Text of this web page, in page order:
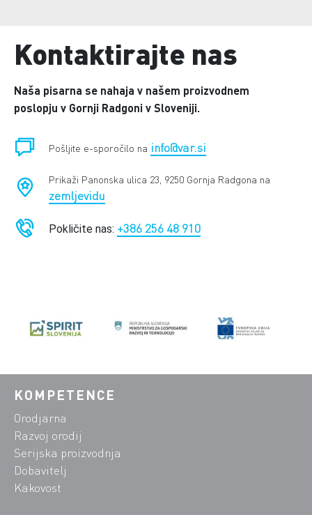
Kontaktirajte nas
Naša pisarna se nahaja v našem proizvodnem
poslopju v Gornji Radgoni v Sloveniji.
Pošljite e-sporočilo na info@var.si
Prikaži Panonska ulica 23, 9250 Gornja Radgona na
zemljevidu
Pokličite nas: +386 256 48 910
KOMPETENCE
Orodjarna
Razvoj orodij
Serijska proizvodnja
Dobavitelj
Kakovost